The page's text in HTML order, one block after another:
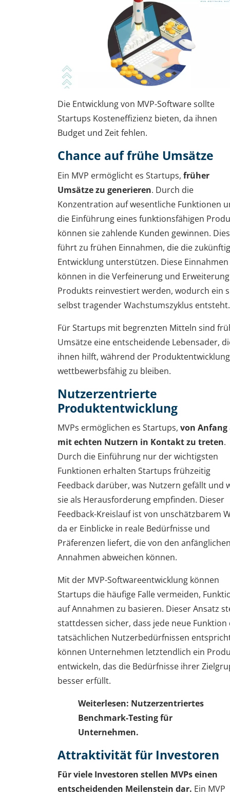
Die Entwicklung von MVP-Software sollte
Startups Kosteneffizienz bieten, da ihnen
Budget und Zeit fehlen.
Chance auf frühe Umsätze
Ein MVP ermöglicht es Startups, früher
Umsätze zu generieren. Durch die
Konzentration auf wesentliche Funktionen
die Einführung eines funktionsfähigen
können sie zahlende Kunden gewinnen. Dies
führt zu frühen Einnahmen, die die
Entwicklung unterstützen. Diese Einnahmen
können in die Verfeinerung und
Produkts reinvestiert werden, wodurch ein
selbst tragender Wachstumszyklus entsteht.
Für Startups mit begrenzten Mitteln sind
Umsätze eine entscheidende Lebensader,
ihnen hilft, während der Produktentwicklung
wettbewerbsfähig zu bleiben.
Nutzerzentrierte
Produktentwicklung
MVPs ermöglichen es Startups, von Anfang
mit echten Nutzern in Kontakt zu treten.
Durch die Einführung nur der wichtigsten
Funktionen erhalten Startups frühzeitig
Feedback darüber, was Nutzern gefällt und
sie als Herausforderung empfinden. Dieser
Feedback-Kreislauf ist von unschätzbarem
da er Einblicke in reale Bedürfnisse und
Präferenzen liefert, die von den
Annahmen abweichen können.
Mit der MVP-Softwareentwicklung können
Startups die häufige Falle vermeiden,
auf Annahmen zu basieren. Dieser Ansatz
stattdessen sicher, dass jede neue Funktion
tatsächlichen Nutzerbedürfnissen
können Unternehmen letztendlich ein
entwickeln, das die Bedürfnisse ihrer
besser erfüllt.
Weiterlesen: Nutzerzentriertes
Benchmark-Testing für
Unternehmen.
Attraktivität für Investoren
Für viele Investoren stellen MVPs einen
entscheidenden Meilenstein dar. Ein MVP